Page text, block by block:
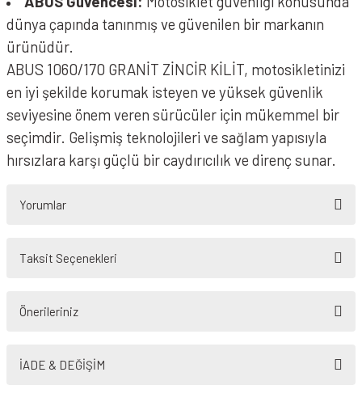
dünya çapında tanınmış ve güvenilen bir markanın
ürünüdür.
ABUS 1060/170 GRANİT ZİNCİR KİLİT, motosikletinizi
en iyi şekilde korumak isteyen ve yüksek güvenlik
seviyesine önem veren sürücüler için mükemmel bir
seçimdir. Gelişmiş teknolojileri ve sağlam yapısıyla
hırsızlara karşı güçlü bir caydırıcılık ve direnç sunar.
Yorumlar
Taksit Seçenekleri
Önerileriniz
yetersiz gördüğünüz noktaları öneri formunu kullanarak tarafımıza
İADE & DEĞİŞİM